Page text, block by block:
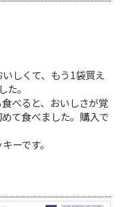
しくて、もう1袋買え
。
べると、おいしさが覚
て食べました。購入で
ーです。